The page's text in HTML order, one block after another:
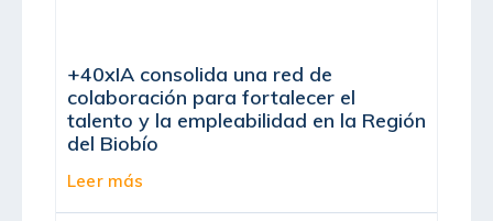
+40xIA consolida una red de
colaboración para fortalecer el
talento y la empleabilidad en la Región
del Biobío
Leer más